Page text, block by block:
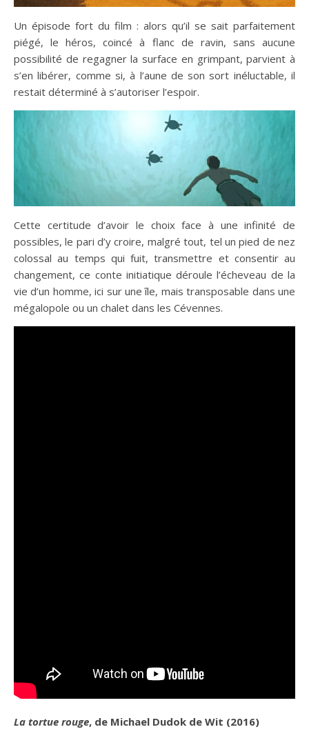
Un épisode fort du film : alors qu’il se sait parfaitement
piégé, le héros, coincé à flanc de ravin, sans aucune
possibilité de regagner la surface en grimpant, parvient à
s’en libérer, comme si, à l’aune de son sort inéluctable, il
restait déterminé à s’autoriser l’espoir.
Cette certitude d’avoir le choix face à une infinité de
possibles, le pari d’y croire, malgré tout, tel un pied de nez
colossal au temps qui fuit, transmettre et consentir au
changement, ce conte initiatique déroule l’écheveau de la
vie d’un homme, ici sur une île, mais transposable dans une
mégalopole ou un chalet dans les Cévennes.
La tortue rouge, de Michael Dudok de Wit (2016)